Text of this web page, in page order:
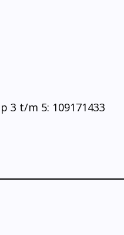
3 t/m 5: 109171433